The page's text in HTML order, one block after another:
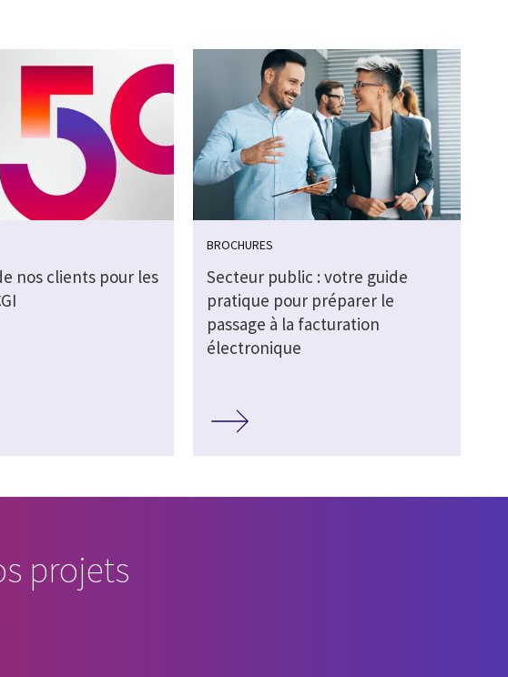
nos clients pour les
BROCHURES
Secteur public : votre guide
pratique pour préparer le
passage à la facturation
électronique
projets